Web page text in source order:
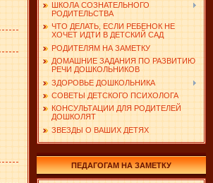
ШКОЛА СОЗНАТЕЛЬНОГО
РОДИТЕЛЬСТВА
ЧТО ДЕЛАТЬ, ЕСЛИ РЕБЕНОК НЕ
ХОЧЕТ ИДТИ В ДЕТСКИЙ САД
РОДИТЕЛЯМ НА ЗАМЕТКУ
ДОМАШНИЕ ЗАДАНИЯ ПО РАЗВИТИЮ
РЕЧИ ДОШКОЛЬНИКОВ
ЗДОРОВЬЕ ДОШКОЛЬНИКА
СОВЕТЫ ДЕТСКОГО ПСИХОЛОГА
КОНСУЛЬТАЦИИ ДЛЯ РОДИТЕЛЕЙ
ДОШКОЛЯТ
ЗВЕЗДЫ О ВАШИХ ДЕТЯХ
ПЕДАГОГАМ НА ЗАМЕТКУ